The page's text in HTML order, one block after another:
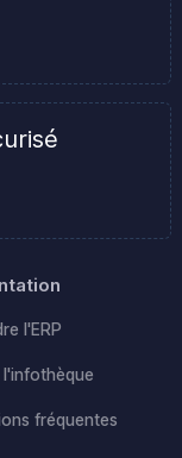
l'ERP
fréquentes